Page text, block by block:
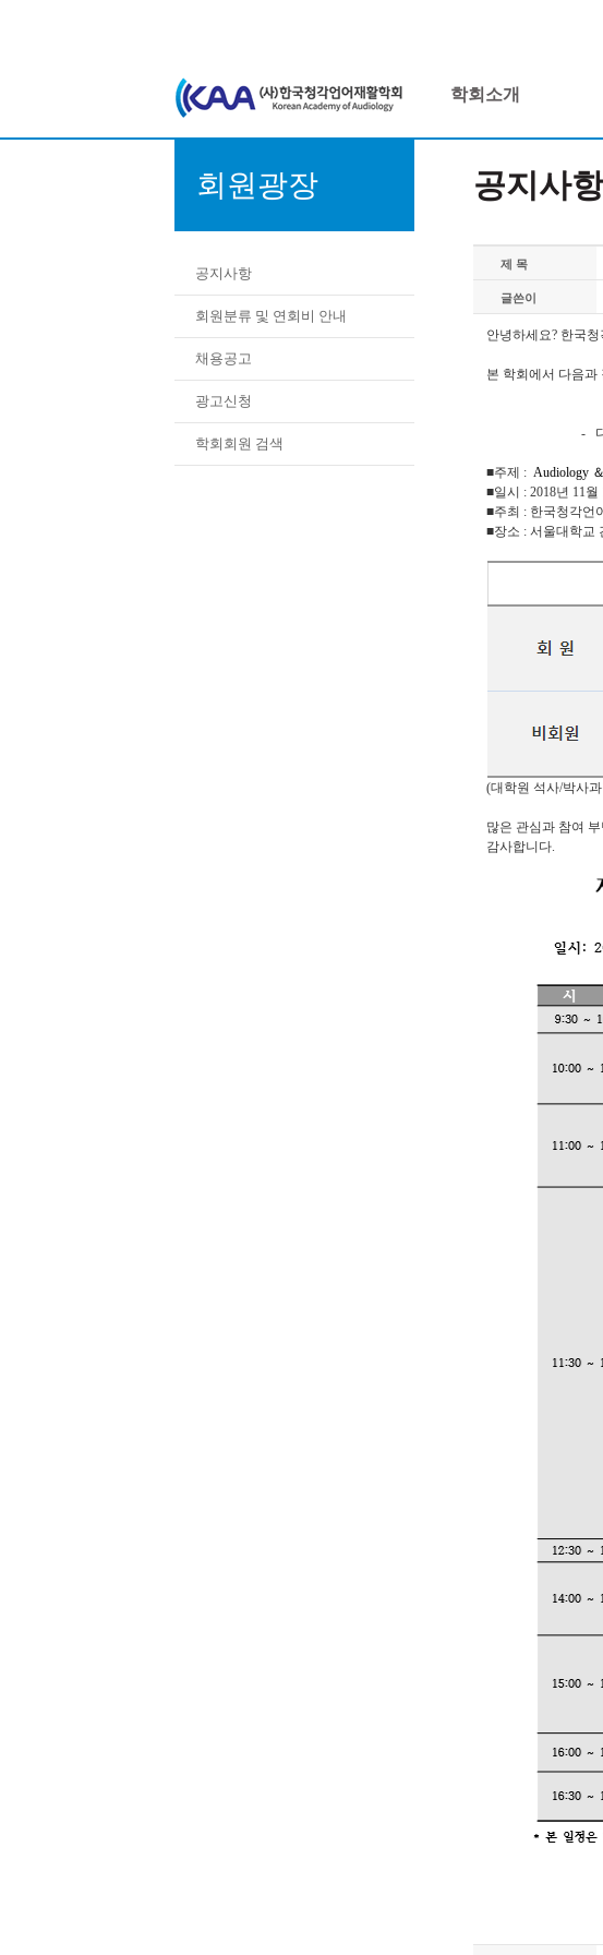
학회소개
회원광장
공지사항
회원분류 및 연회비 안내
채용공고
광고신청
학회회원 검색
공지사항
제 목
글쓴이
안녕하세요? 한국
본 학회에서 다음과
- 다
■주제 : Audiology ＆
■​일시 : 2018년 11월
■주최 : 한국청각언
■장소 : 서울대학교
​(대학원 석사/박사
많은 관심과 참여
​감사합니다.